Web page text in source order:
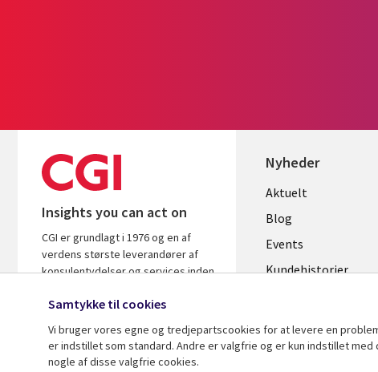
Insights you can act on
CGI er grundlagt i 1976 og en af
verdens største leverandører af
konsulentydelser og services inden
leverer indsigt og løsninger, der
Nyheder
Useful
links
DENMARK
Aktuelt
Blog
Events
Kundehistorier
Samtykke til cookies
Vi bruger vores egne og tredjepartscookies for at levere en
er indstillet som standard. Andre er valgfrie og er kun indstillet
nogle af disse valgfrie cookies.